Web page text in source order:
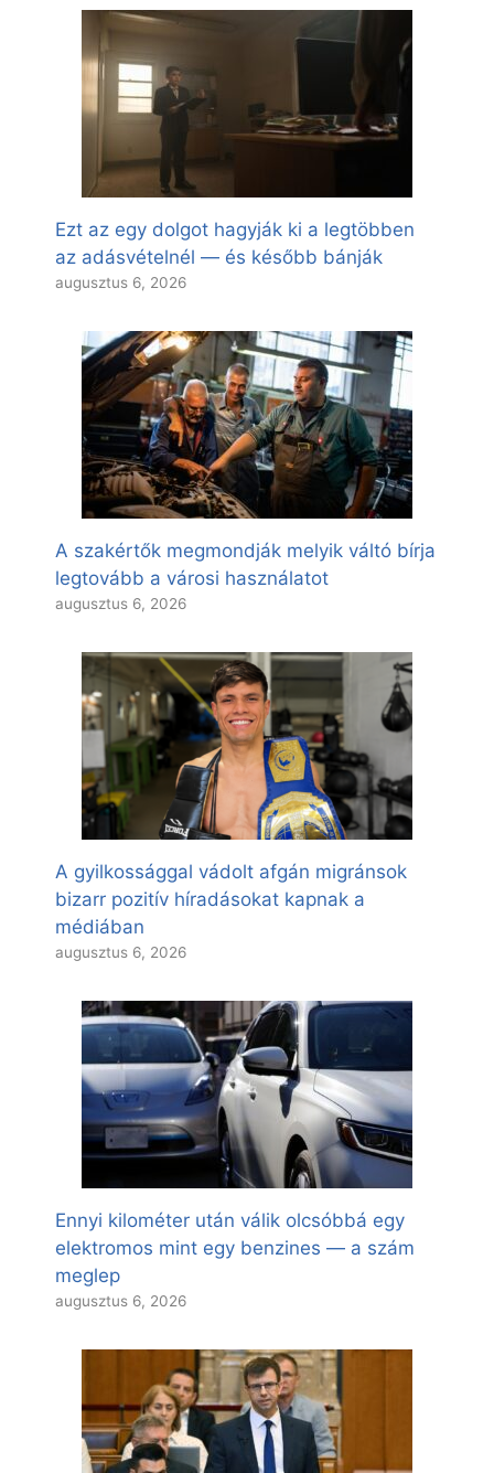
Ezt az egy dolgot hagyják ki a legtöbben
az adásvételnél — és később bánják
augusztus 6, 2026
A szakértők megmondják melyik váltó bírja
legtovább a városi használatot
augusztus 6, 2026
A gyilkossággal vádolt afgán migránsok
bizarr pozitív híradásokat kapnak a
médiában
augusztus 6, 2026
Ennyi kilométer után válik olcsóbbá egy
elektromos mint egy benzines — a szám
meglep
augusztus 6, 2026